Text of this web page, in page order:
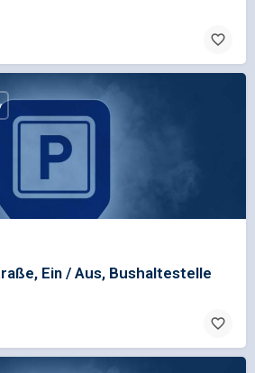
Ein / Aus, Bushaltestelle